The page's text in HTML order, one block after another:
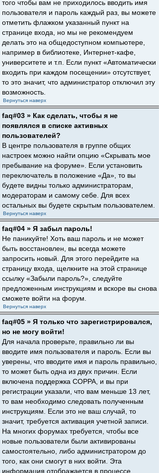
того чтобы вам не приходилось вводить имя
пользователя и пароль каждый раз, вы можете
отметить флажком указанный пункт на
странице входа, но мы не рекомендуем
делать это на общедоступном компьютере,
например в библиотеке, Интернет-кафе,
университете и т.п. Если пункт «Автоматически
входить при каждом посещении» отсутствует,
то это значит, что администратор отключил эту
возможность.
Вернуться наверх
faq#03 » Как сделать, чтобы я не
появлялся в списке активных
пользователей?
В центре пользователя в группе общих
настроек можно найти опцию «Скрывать мое
пребывание на форуме». Если установить
переключатель в положение «Да», то вы
будете видны только администраторам,
модераторам и самому себе. Для всех
остальных вы будете скрытым пользователем.
Вернуться наверх
faq#04 » Я забыл пароль!
Не паникуйте! Хоть ваш пароль и не может
быть восстановлен, вы всегда можете
запросить новый. Для этого перейдите на
страницу входа, щелкните на этой странице
ссылку «Забыли пароль?», следуйте
предложенным инструкциям и вскоре вы снова
сможете войти на форум.
Вернуться наверх
faq#05 » Я только что зарегистрировался,
но не могу войти!
Для начала проверьте, правильно ли вы
вводите имя пользователя и пароль. Если вы
уверены, что вводите имя и пароль правильно,
то может быть одна из двух причин. Если
включена поддержка COPPA, и вы при
регистрации указали, что вам меньше 13 лет,
то вам необходимо следовать полученным
инструкциям. Если это не ваш случай, то
значит, требуется активация учетной записи.
На многих форумах требуется, чтобы все
новые пользователи были активированы
самостоятельно, либо администратором до
того, как они смогут в них войти. Эта
информация отображается в процессе